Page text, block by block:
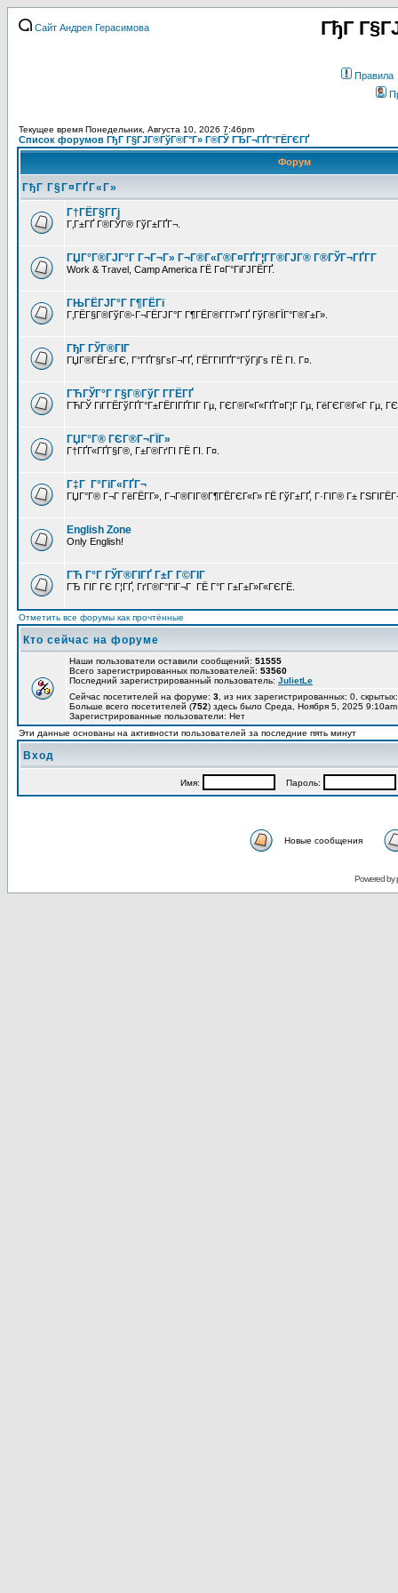
Сайт Андрея Герасимова ГђГ
Правила
Текущее время Понедельник, Августа 10, 2026 7:46pm
Список форумов ГђГ Г§ГЈГ®ГўГ®Г°Г» Г®ГЎ ГЂГ¬ГҐГ°ГЁГЄГҐ
Форум
ГђГ Г§Г¤ГҐГ«Г»
Г†ГЁГ§Г­Гј
Г‚Г±ГҐ Г®ГЎГ® ГўГ±ГҐГ¬.
ГЏГ°Г®ГЈГ°Г Г¬Г¬Г» Г¬Г®Г«Г®Г¤ГҐГ¦Г­Г®ГЈГ® Г®ГЎГ¬ГҐГ­Г
Work & Travel, Camp America ГЁ Г¤Г°ГіГЈГЁГҐ.
ГЊГЁГЈГ°Г Г¶ГЁГї
Г‚ГЁГ§Г®ГўГ®-Г¬ГЁГЈГ°Г Г¶ГЁГ®Г­Г­Г»ГҐ ГўГ®ГЇГ°Г®Г±Г».
ГђГ ГЎГ®ГІГ
ГЏГ®ГЁГ±ГЄ, Г°ГҐГ§ГѕГ¬ГҐ, ГЁГ­ГІГҐГ°ГўГјГѕ ГЁ ГІ. Г¤.
ГЋГЎГ°Г Г§Г®ГўГ Г­ГЁГҐ
ГЋГЎ ГіГ­ГЁГўГҐГ°Г±ГЁГІГҐГІГ Гµ, ГЄГ®Г«Г«ГҐГ¤Г¦Г Гµ, ГёГЄГ®Г«Г Гµ,
ГЏГ°Г® ГЄГ®Г¬ГЇГ»
Г†ГҐГ«ГҐГ§Г®, Г±Г®ГґГІ ГЁ ГІ. Г¤.
Г‡Г Г°ГіГ«ГҐГ¬
ГЏГ°Г® Г¬Г ГёГЁГ­Г», Г¬Г®ГІГ®Г¶ГЁГЄГ«Г» ГЁ ГўГ±ГҐ, Г·ГІГ® Г±
English Zone
Only English!
ГЋ Г°Г ГЎГ®ГІГҐ Г±Г Г©ГІГ
ГЂ ГІГ ГЄ Г¦ГҐ, ГґГ®Г°ГіГ¬Г ГЁ Г°Г Г±Г±Г»Г«ГЄГЁ.
Отметить все форумы как прочтённые
Кто сейчас на форуме
Наши пользователи оставили сообщений: 51555
Всего зарегистрированных пользователей: 53560
Последний зарегистрированный пользователь: JulietLe
Сейчас посетителей на форуме: 3 , из них зарегистрированных: 0,
Больше всего посетителей (752) здесь было Среда, Ноября 5, 2025 9:10am
Зарегистрированные пользователи: Нет
Эти данные основаны на активности пользователей за последние пять минут
Вход
Имя: Пароль:
Новые сообщения
Powered by